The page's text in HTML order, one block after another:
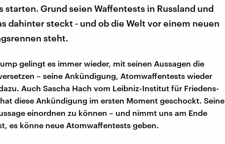
Grund seien Waffentests in Russland und
dahinter steckt - und ob die Welt vor einem neuen
steht.
gelingt es immer wieder, mit seinen Aussagen die
– seine Ankündigung, Atomwaffentests wieder
Auch Sascha Hach vom Leibniz-Institut für Friedens-
diese Ankündigung im ersten Moment geschockt. Seine
einordnen zu können – und nimmt uns am Ende
es könne neue Atomwaffentests geben.